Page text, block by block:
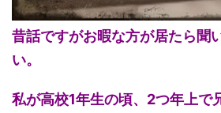
昔話ですがお暇な方が居たら聞
い。
私が高校1年生の頃、2つ年上で